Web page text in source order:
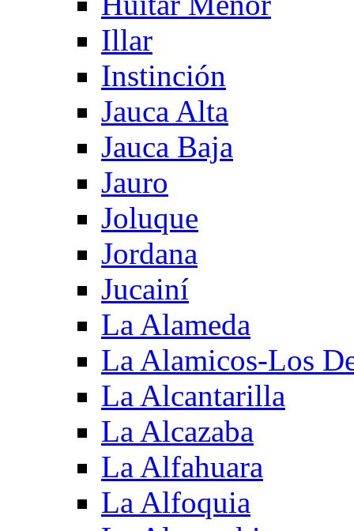
Illar
Instinción
Jauca Alta
Jauca Baja
Jauro
Joluque
Jordana
Jucainí
La Alameda
La Alamicos-Los
La Alcantarilla
La Alcazaba
La Alfahuara
La Alfoquia